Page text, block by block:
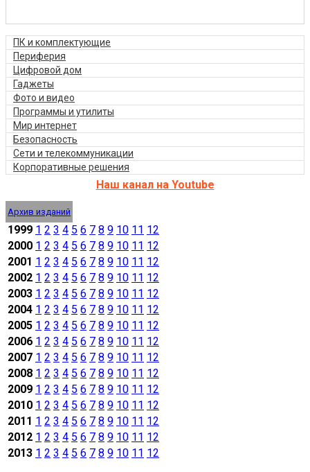
ПК и комплектующие
Периферия
Цифровой дом
Гаджеты
Фото и видео
Программы и утилиты
Мир интернет
Безопасность
Сети и телекоммуникации
Корпоративные решения
Наш канал на Youtube
Архив изданий
1999 1 2 3 4 5 6 7 8 9 10 11 12
2000 1 2 3 4 5 6 7 8 9 10 11 12
2001 1 2 3 4 5 6 7 8 9 10 11 12
2002 1 2 3 4 5 6 7 8 9 10 11 12
2003 1 2 3 4 5 6 7 8 9 10 11 12
2004 1 2 3 4 5 6 7 8 9 10 11 12
2005 1 2 3 4 5 6 7 8 9 10 11 12
2006 1 2 3 4 5 6 7 8 9 10 11 12
2007 1 2 3 4 5 6 7 8 9 10 11 12
2008 1 2 3 4 5 6 7 8 9 10 11 12
2009 1 2 3 4 5 6 7 8 9 10 11 12
2010 1 2 3 4 5 6 7 8 9 10 11 12
2011 1 2 3 4 5 6 7 8 9 10 11 12
2012 1 2 3 4 5 6 7 8 9 10 11 12
2013 1 2 3 4 5 6 7 8 9 10 11 12